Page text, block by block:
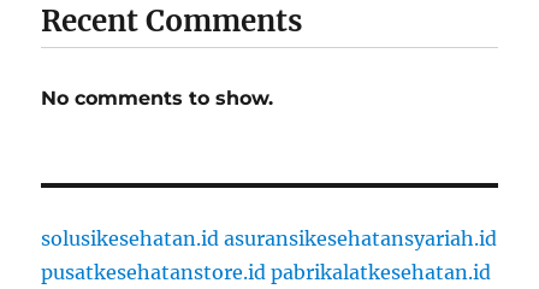
Recent Comments
No comments to show.
solusikesehatan.id asuransikesehatansyariah.id
pusatkesehatanstore.id pabrikalatkesehatan.id